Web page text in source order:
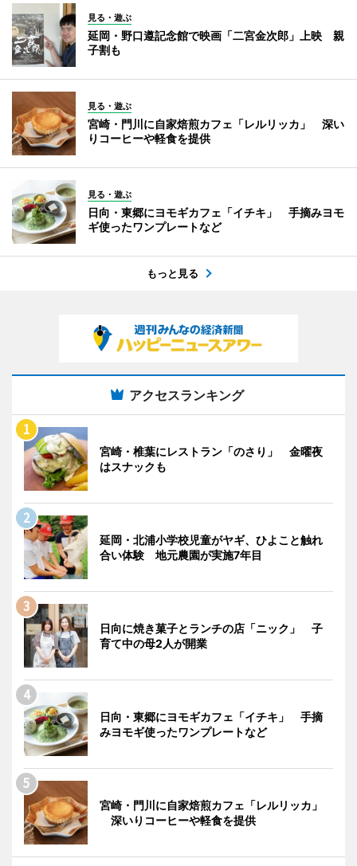
見る・遊ぶ
延岡・野口遵記念館で映画「二宮金次郎」上映 親
子割も
見る・遊ぶ
宮崎・門川に自家焙煎カフェ「レルリッカ」 深い
りコーヒーや軽食を提供
見る・遊ぶ
日向・東郷にヨモギカフェ「イチキ」 手摘みヨモ
ギ使ったワンプレートなど
もっと見る
アクセスランキング
宮崎・椎葉にレストラン「のさり」 金曜夜
はスナックも
延岡・北浦小学校児童がヤギ、ひよこと触れ
合い体験 地元農園が実施7年目
日向に焼き菓子とランチの店「ニック」 子
育て中の母2人が開業
日向・東郷にヨモギカフェ「イチキ」 手摘
みヨモギ使ったワンプレートなど
宮崎・門川に自家焙煎カフェ「レルリッカ」
深いりコーヒーや軽食を提供